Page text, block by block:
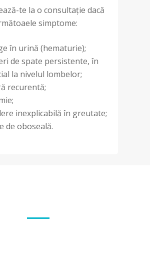
te la o consultație dacă
simptome:
în urină (hematurie);
de spate persistente, în
la nivelul lombelor;
recurentă;
inexplicabilă în greutate;
de oboseală.